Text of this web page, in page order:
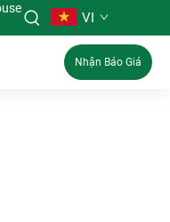
VI
Nhận Báo Giá